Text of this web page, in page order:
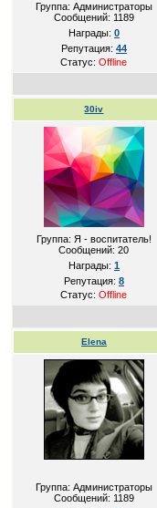
Группа: Администраторы
Сообщений: 1189
Награды: 0
Репутация: 44
Статус:Offline
30iv
Группа: Я - воспитатель!
Сообщений:20
Награды: 1
Репутация: 8
Статус:Offline
Elena
Группа: Администраторы
Сообщений: 1189